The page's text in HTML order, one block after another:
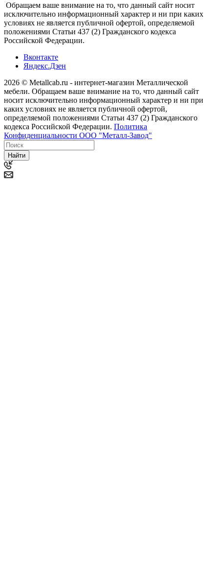
Обращаем ваше внимание на то, что данный сайт носит
исключительно информационный характер и ни при каких
условиях не является публичной офертой, определяемой
положениями Статьи 437 (2) Гражданского кодекса
Российской Федерации.
Вконтакте
Яндекс.Дзен
2026 © Metallcab.ru - интернет-магазин Металлической
мебели. Обращаем ваше внимание на то, что данный сайт
носит исключительно информационный характер и ни при
каких условиях не является публичной офертой,
определяемой положениями Статьи 437 (2) Гражданского
кодекса Российской Федерации. Политика
Конфиденциальности ООО "Металл-Завод"
Найти